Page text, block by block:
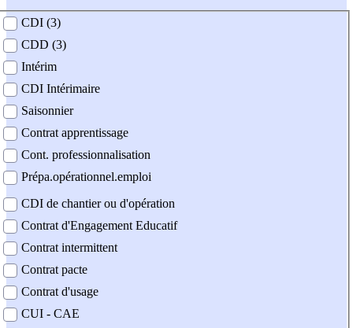
contrat
CDI (3)
CDD (3)
Intérim
CDI Intérimaire
Saisonnier
Contrat apprentissage
Cont. professionnalisation
Prépa.opérationnel.emploi
CDI de chantier ou d'opération
Contrat d'Engagement Educatif
Contrat intermittent
Contrat pacte
Contrat d'usage
CUI - CAE